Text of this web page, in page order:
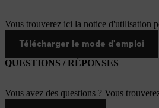
Vous trouverez ici la notice d'utilisation
Télécharger le mode d'emploi
QUESTIONS / RÉPONSES
Vous avez des questions ? Vous